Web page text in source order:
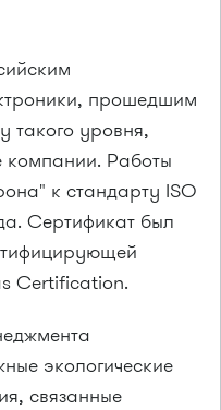
прошедшим
такого уровня,
компании. Работы
к стандарту ISO
Сертификат был
Certification.
экологические
связанные